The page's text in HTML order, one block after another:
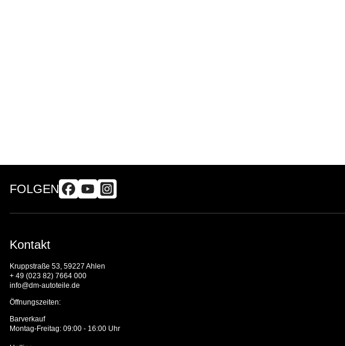
FOLGEN
Kontakt
Kruppstraße 53, 59227 Ahlen
+ 49 (023 82) 7664 000
info@dm-autoteile.de
Öffnungszeiten:
Barverkauf
Montag-Freitag: 09:00 - 16:00 Uhr